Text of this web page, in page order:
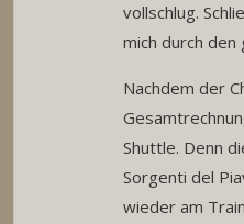
vollschlug.
mich durch den
Nachdem der
Shuttle. Denn
Sorgenti del
wieder am